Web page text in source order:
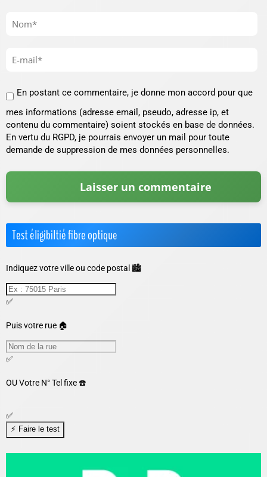
En postant ce commentaire, je donne mon accord pour que
mes informations (adresse email, pseudo, adresse ip, et
contenu du commentaire) soient stockés en base de données.
En vertu du RGPD, je pourrais envoyer un mail pour toute
demande de suppression de mes données personnelles.
Test éligibiltié fibre optique
Indiquez votre ville ou code postal 🏙️
✅
Puis votre rue 🏠
✅
OUVotre N° Tel fixe ☎️
✅